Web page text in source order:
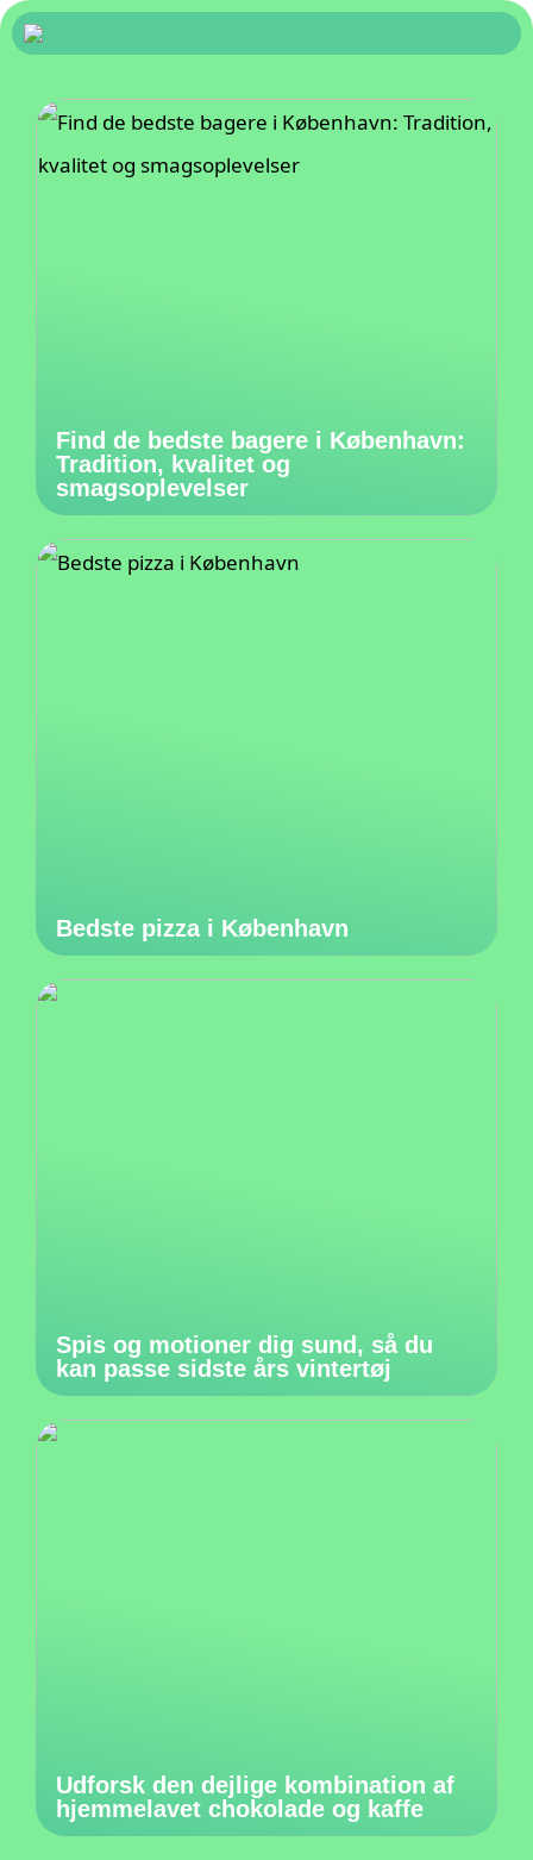
Find de bedste bagere i København:
Tradition, kvalitet og
smagsoplevelser
Bedste pizza i København
Spis og motioner dig sund, så du
kan passe sidste års vintertøj
Udforsk den dejlige kombination af
hjemmelavet chokolade og kaffe